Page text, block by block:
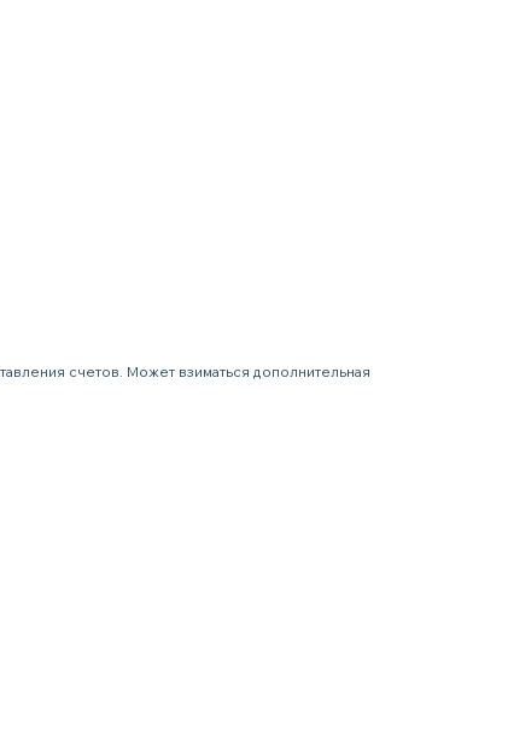
счетов. Может взиматься дополнительная